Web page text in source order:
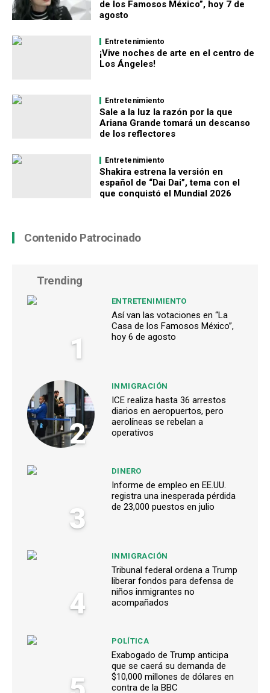
de los Famosos México”, hoy 7 de
agosto
Entretenimiento
¡Vive noches de arte en el centro de
Los Ángeles!
Entretenimiento
Sale a la luz la razón por la que
Ariana Grande tomará un descanso
de los reflectores
Entretenimiento
Shakira estrena la versión en
español de “Dai Dai”, tema con el
que conquistó el Mundial 2026
Contenido Patrocinado
Trending
1
ENTRETENIMIENTO
Así van las votaciones en “La
Casa de los Famosos México”,
hoy 6 de agosto
2
INMIGRACIÓN
ICE realiza hasta 36 arrestos
diarios en aeropuertos, pero
aerolíneas se rebelan a
operativos
3
DINERO
Informe de empleo en EE.UU.
registra una inesperada pérdida
de 23,000 puestos en julio
4
INMIGRACIÓN
Tribunal federal ordena a Trump
liberar fondos para defensa de
niños inmigrantes no
acompañados
POLÍTICA
Exabogado de Trump anticipa
que se caerá su demanda de
$10,000 millones de dólares en
contra de la BBC